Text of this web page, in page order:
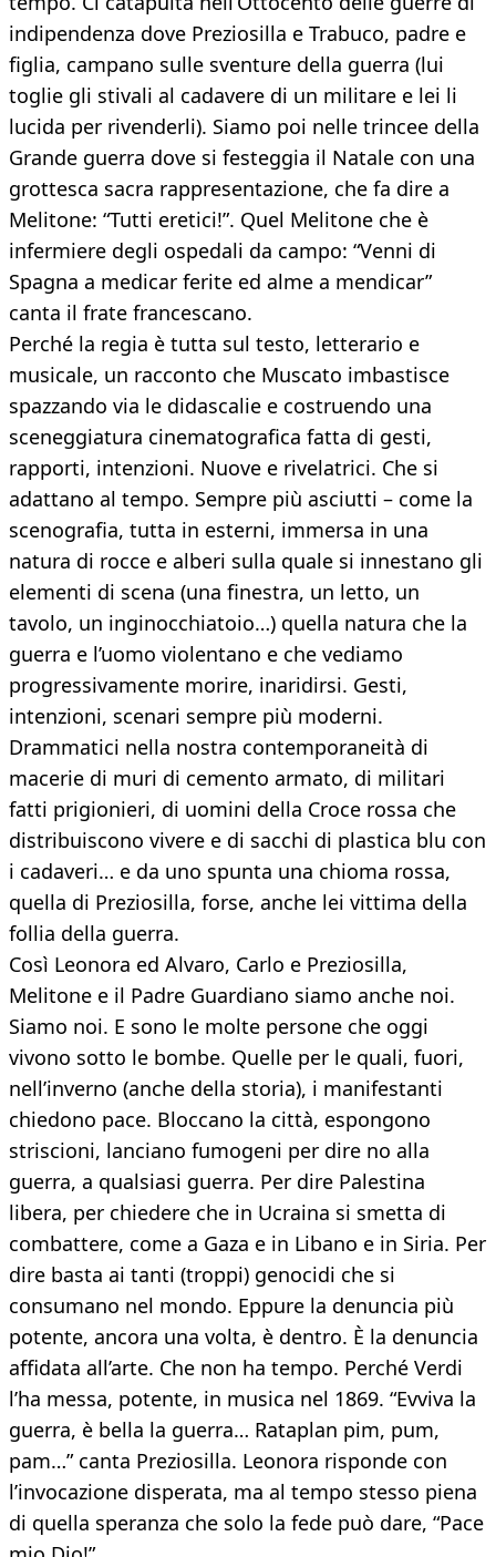
indipendenza dove Preziosilla e Trabuco, padre e
figlia, campano sulle sventure della guerra (lui
toglie gli stivali al cadavere di un militare e lei li
lucida per rivenderli). Siamo poi nelle trincee della
Grande guerra dove si festeggia il Natale con una
grottesca sacra rappresentazione, che fa dire a
Melitone: “Tutti eretici!”. Quel Melitone che è
infermiere degli ospedali da campo: “Venni di
Spagna a medicar ferite ed alme a mendicar”
canta il frate francescano.
Perché la regia è tutta sul testo, letterario e
musicale, un racconto che Muscato imbastisce
spazzando via le didascalie e costruendo una
sceneggiatura cinematografica fatta di gesti,
rapporti, intenzioni. Nuove e rivelatrici. Che si
adattano al tempo. Sempre più asciutti – come la
scenografia, tutta in esterni, immersa in una
natura di rocce e alberi sulla quale si innestano gli
elementi di scena (una finestra, un letto, un
tavolo, un inginocchiatoio…) quella natura che la
guerra e l’uomo violentano e che vediamo
progressivamente morire, inaridirsi. Gesti,
intenzioni, scenari sempre più moderni.
Drammatici nella nostra contemporaneità di
macerie di muri di cemento armato, di militari
fatti prigionieri, di uomini della Croce rossa che
distribuiscono vivere e di sacchi di plastica blu con
i cadaveri… e da uno spunta una chioma rossa,
quella di Preziosilla, forse, anche lei vittima della
follia della guerra.
Così Leonora ed Alvaro, Carlo e Preziosilla,
Melitone e il Padre Guardiano siamo anche noi.
Siamo noi. E sono le molte persone che oggi
vivono sotto le bombe. Quelle per le quali, fuori,
nell’inverno (anche della storia), i manifestanti
chiedono pace. Bloccano la città, espongono
striscioni, lanciano fumogeni per dire no alla
guerra, a qualsiasi guerra. Per dire Palestina
libera, per chiedere che in Ucraina si smetta di
combattere, come a Gaza e in Libano e in Siria. Per
dire basta ai tanti (troppi) genocidi che si
consumano nel mondo. Eppure la denuncia più
potente, ancora una volta, è dentro. È la denuncia
affidata all’arte. Che non ha tempo. Perché Verdi
l’ha messa, potente, in musica nel 1869. “Evviva la
guerra, è bella la guerra… Rataplan pim, pum,
pam…” canta Preziosilla. Leonora risponde con
l’invocazione disperata, ma al tempo stesso piena
di quella speranza che solo la fede può dare, “Pace